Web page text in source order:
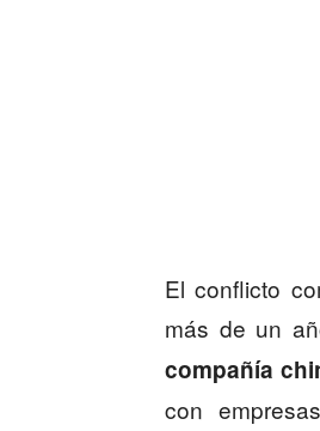
El conflicto
más de un
compañía
con